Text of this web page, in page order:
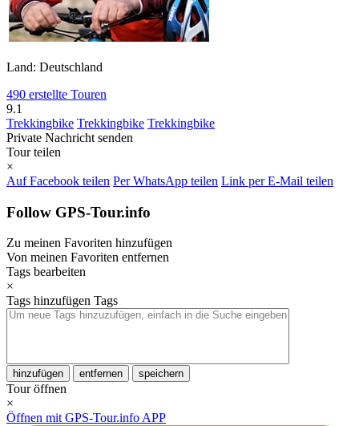
Land: Deutschland
490 erstellte Touren
9.1
Trekkingbike Trekkingbike Trekkingbike
Private Nachricht senden
Tour teilen
×
Auf Facebook teilen Per WhatsApp teilen Link per E-Mail teilen
Follow GPS-Tour.info
Zu meinen Favoriten hinzufügen
Von meinen Favoriten entfernen
Tags bearbeiten
×
Tags hinzufügen Tags
hinzufügen entfernen speichern
Tour öffnen
×
Öffnen mit GPS-Tour.info APP